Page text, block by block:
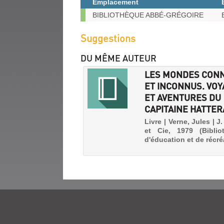
Exemplaires
Emplacement
BIBLIOTHÈQUE ABBÉ-GRÉGOIRE
Suggestions
DU MÊME AUTEUR
LES MONDES
ET INCONNUS.
ET AVENTURES DU
CAPITAINE
Livre | Verne, Jules | J.
et Cie, 1979
d'éducation et de